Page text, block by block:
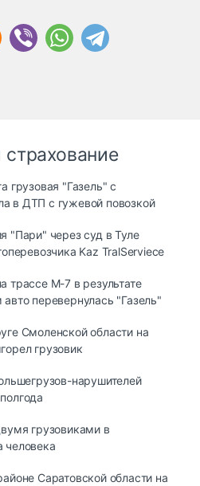
страхование
грузовая "Газель" с
в ДТП с гужевой повозкой
"Пари" через суд в Туле
Kaz TralServiece
трассе М-7 в результате
перевернулась "Газель"
Смоленской области на
грузовик
нарушителей
грузовиками в
человека
Саратовской области на